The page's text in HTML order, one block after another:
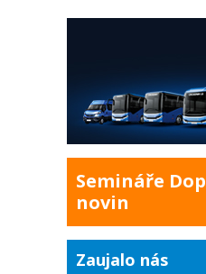
Semináře
novin
Zaujalo nás